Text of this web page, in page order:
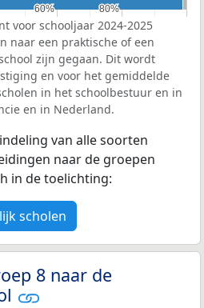
60%
60% 80%
80%
voor schooljaar 2024-2025
naar een praktische of een
zijn gegaan. Dit wordt
en voor het gemiddelde
in het schoolbestuur en in
en in Nederland.
van alle soorten
naar de groepen
in de toelichting:
scholen
8 naar de